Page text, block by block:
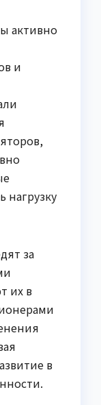
активно
и
нагрузку
за
их в
в